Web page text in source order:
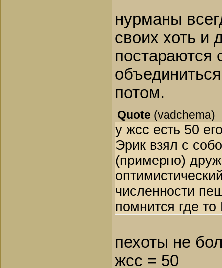
нурманы
своих хоть и
постараются
потом.
Quote (vadchema)
у жсс есть 50
Эрик взял с
(примерно)
численности
помнится где
пехоты не
жсс = 50